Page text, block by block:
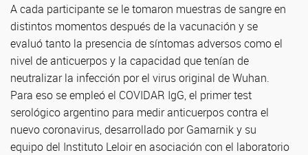
A cada participante se le tomaron muestras de sangre en
distintos momentos después de la vacunación y se
evaluó tanto la presencia de síntomas adversos como el
nivel de anticuerpos y la capacidad que tenían de
neutralizar la infección por el virus original de Wuhan.
Para eso se empleó el COVIDAR IgG, el primer test
serológico argentino para medir anticuerpos contra el
nuevo coronavirus, desarrollado por Gamarnik y su
equipo del Instituto Leloir en asociación con el laboratorio